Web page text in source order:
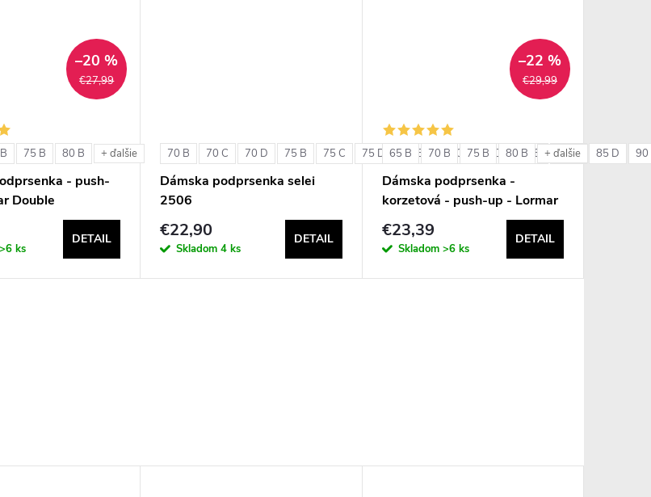
€27,99
–20 %
75 B 80 B + ďalšie
- push-
Double
>6 ks
DETAIL
70 B 70 C 70 D 75 B 75 C 75 D 80 B 80 C 80 D 85 B 85 C 85 D 90
Dámska podprsenka selei
2506
€22,90
Skladom4 ks
DETAIL
€29,99
–22 %
65 B 70 B 75 B 80 B + ďalšie
Dámska podprsenka -
korzetová - push-up - Lormar
Double Extra Pizzo
€23,39
Skladom >6 ks
DETAIL